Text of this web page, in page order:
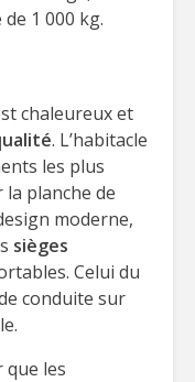
1 000 kg.
chaleureux et
. L’habitacle
les plus
planche de
moderne,
sièges
Celui du
conduite sur
que les